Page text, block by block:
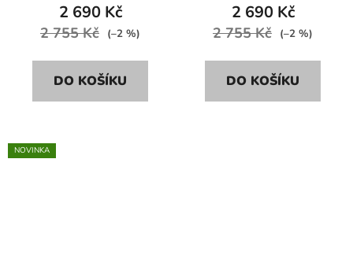
2 690 Kč
2 755 Kč (–2 %)
DO KOŠÍKU
2 690 Kč
2 755 Kč (–2 %)
DO KOŠÍKU
NOVINKA